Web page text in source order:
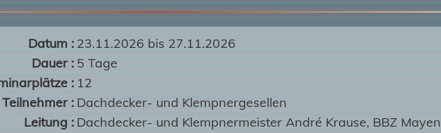
Datum : 23.11.2026 bis 27.11.2026
Dauer : 5 Tage
: 12
Teilnehmer : Dachdecker- und Klempnergesellen
Leitung : Dachdecker- und Klempnermeister André Krause, BBZ Mayen